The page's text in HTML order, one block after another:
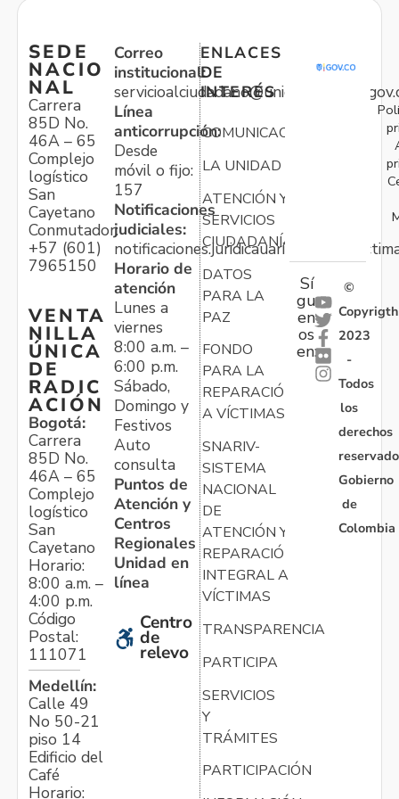
SEDE
NACIO
NAL
Carrera
85D No.
46A – 65
Complejo
logístico
San
Cayetano
Conmutador:
+57 (601)
7965150
VENTA
NILLA
ÚNICA
DE
RADIC
ACIÓN
Bogotá:
Carrera
85D No.
46A – 65
Complejo
logístico
San
Cayetano
Horario:
8:00 a.m. –
4:00 p.m.
Código
Postal:
111071
Medellín:
Calle 49
No 50-21
piso 14
Edificio del
Café
Horario:
Correo
institucional:
Línea
anticorrupción:
Desde
móvil o fijo:
157
Notificaciones
judiciales:
Horario de
atención
Lunes a
viernes
8:00 a.m. –
6:00 p.m.
Sábado,
Domingo y
Festivos
Auto
consulta
Puntos de
Atención y
Centros
Regionales
Unidad en
línea
Centro
de
relevo
ENLACES
DE
INTERÉS
COMUNICACIONES
LA UNIDAD
ATENCIÓN Y
SERVICIOS
CIUDADANÍA
DATOS
PARA LA
PAZ
FONDO
PARA LA
REPARACIÓN
A VÍCTIMAS
SNARIV-
SISTEMA
NACIONAL
DE
ATENCIÓN Y
REPARACIÓN
INTEGRAL A
VÍCTIMAS
TRANSPARENCIA
PARTICIPA
SERVICIOS
Y
TRÁMITES
PARTICIPACIÓN
Sí
gu
en
os
en:
©
Copyrigth
2023
-
Todos
los
derechos
Gobierno
de
Colombia